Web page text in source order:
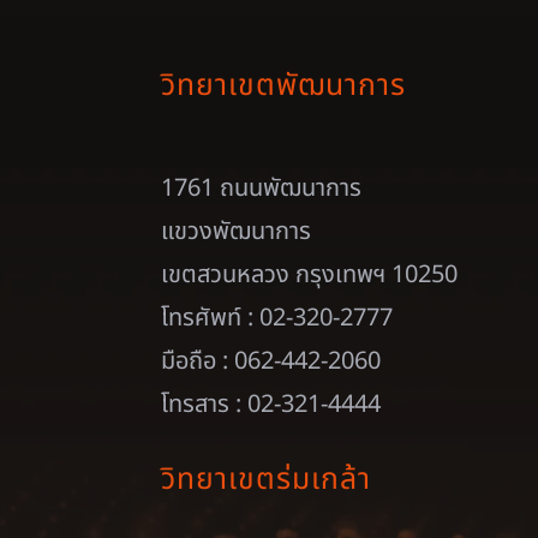
วิทยาเขตพัฒนาการ
1761 ถนนพัฒนาการ
แขวงพัฒนาการ
เขตสวนหลวง กรุงเทพฯ 10250
โทรศัพท์ : 02-320-2777
มือถือ : 062-442-2060
โทรสาร : 02-321-4444
วิทยาเขตร่มเกล้า